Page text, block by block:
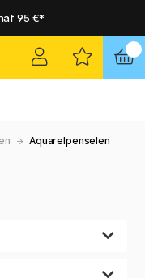
95 €*
95 €*
Aquarelpenselen